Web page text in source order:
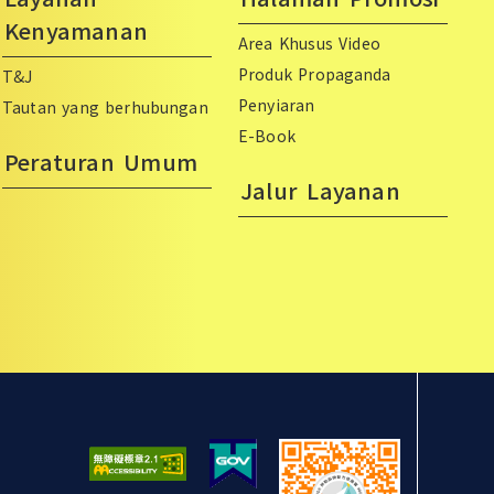
Kenyamanan
T&J
Tautan yang berhubungan
Peraturan Umum
Area Khusus Video
Produk Propaganda
Penyiaran
E-Book
Jalur Layanan